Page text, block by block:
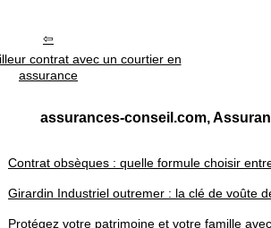
contrat avec un courtier en
assurance
assurances-conseil.com,
Contrat obsèques : quelle formule choisir
Girardin Industriel outremer : la clé de voûte
Protégez votre patrimoine et votre famille